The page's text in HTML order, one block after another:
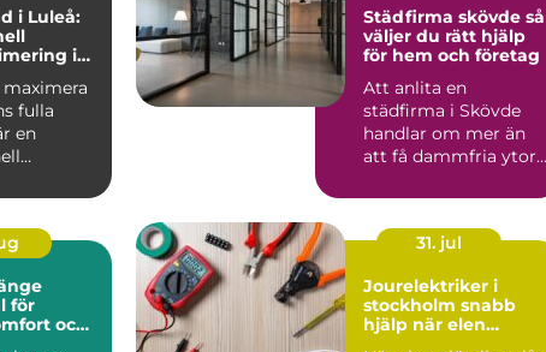
i Luleå:
i
fulla
en
Städfirma skövde så
väljer du rätt hjälp
för hem och företag
Att anlita en
städfirma i Skövde
handlar om mer än
att få dammfria ytor.
det mer t...
för
och
31. jul
Jourelektriker i
stockholm snabb
hjälp när elen